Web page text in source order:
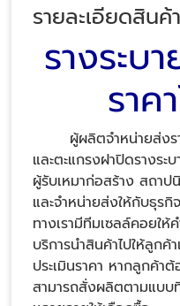
รายละเอียดสินค้า
รางระบ
ราค
ผู้ผลิตจำหน่ายส่งราง
และตะแกรงฝาปิดรางระ
ผู้รับเหมาก่อสร้าง สถาป
และจำหน่ายส่งให้กับธุร
ทางเรามีทีมเซลล์คอยใ
บริการนำสินค้าไปให้ลูก
ประเมินราคา หากลูกค้า
สามารถสั่งผลิตตามแบบ